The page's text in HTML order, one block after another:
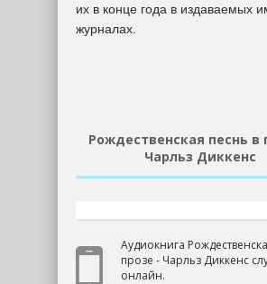
их в конце года в издаваемых
журналах.
Рождественская песнь в
Чарльз Диккенс
Аудиокнига
прозе - Чарльз Диккенс
онлайн.